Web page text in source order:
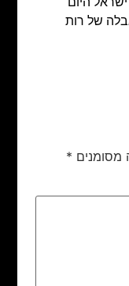
של רות
מסומנים *